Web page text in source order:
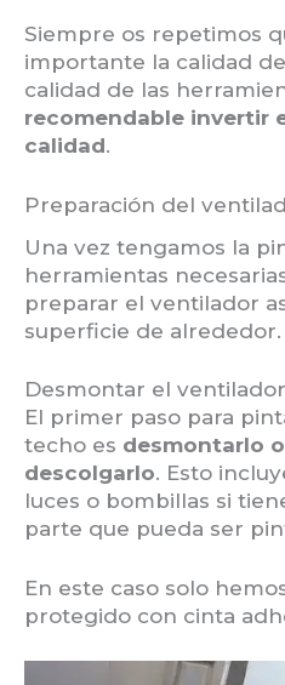
Siempre os repetimos
importante la calidad
calidad de las
recomendable invertir
calidad.
Preparación del
Una vez tengamos la
herramientas
preparar el ventilador
superficie de alrededor.
Desmontar el ventilador
El primer paso para
techo es desmontarlo
descolgarlo. Esto
luces o bombillas si
parte que pueda ser
En este caso solo
protegido con cinta